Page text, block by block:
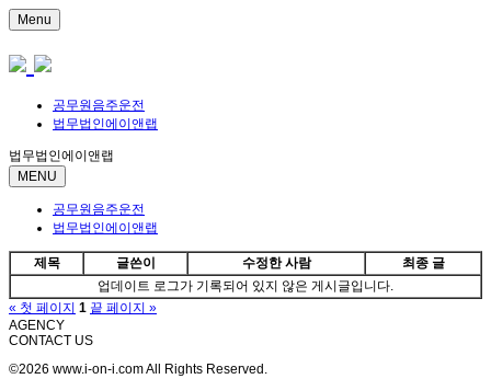
Menu
공무원음주운전
법무법인에이앤랩
법무법인에이앤랩
MENU
공무원음주운전
법무법인에이앤랩
제목 글쓴이 수정한 사람
최종 글
업데이트 로그가 기록되어 있지 않은 게시글입니다.
« 첫 페이지 1 끝 페이지 »
AGENCY
CONTACT US
©2026 www.i-on-i.com All Rights Reserved.